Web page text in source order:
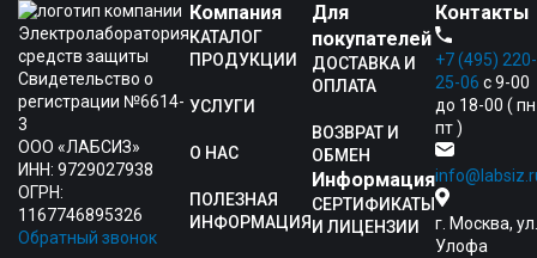
Электролаборатория
средств защиты
Свидетельство о
регистрации №6614-
3
ООО «ЛАБСИЗ»
ИНН: 9729027938
ОГРН:
1167746895326
Обратный звонок
Компания
КАТАЛОГ
ПРОДУКЦИИ
УСЛУГИ
О НАС
ПОЛЕЗНАЯ
ИНФОРМАЦИЯ
Для
покупателей
ДОСТАВКА И
ОПЛАТА
ВОЗВРАТ И
ОБМЕН
Информация
СЕРТИФИКАТЫ
И ЛИЦЕНЗИИ
Контакты
+7 (495) 220-
25-06 с 9-00
до 18-00 (
пт )
г. Москва, ул.
Улофа